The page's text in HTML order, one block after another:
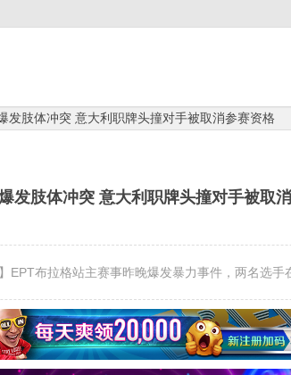
发肢体冲突 意大利职牌头撞对手被取消参赛资格
发肢体冲突 意大利职牌头撞对手被取
EPT布拉格站主赛事昨晚爆发暴力事件，两名选手